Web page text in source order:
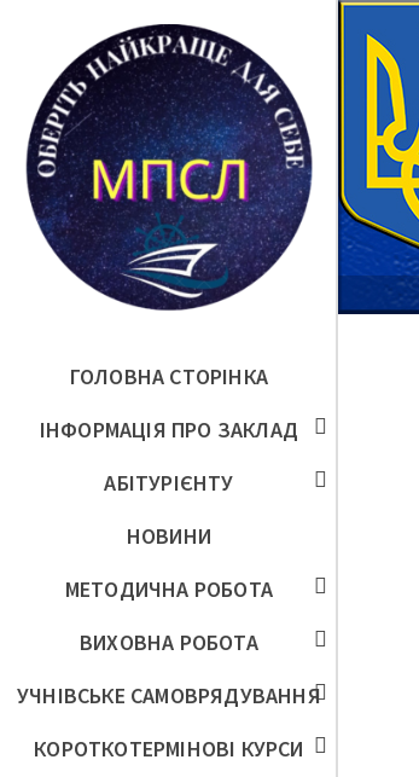
ГОЛОВНА СТОРІНКА
ІНФОРМАЦІЯ ПРО ЗАКЛАД
АБІТУРІЄНТУ
НОВИНИ
МЕТОДИЧНА РОБОТА
ВИХОВНА РОБОТА
УЧНІВСЬКЕ САМОВРЯДУВАННЯ
КОРОТКОТЕРМІНОВІ КУРСИ